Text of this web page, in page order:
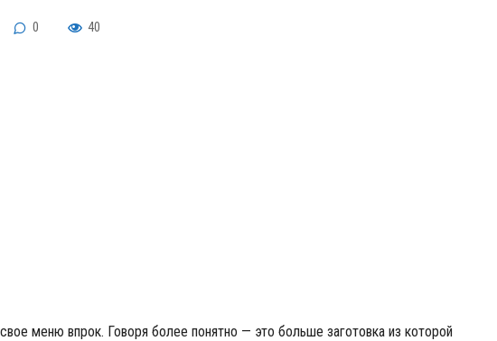
0 40
меню впрок. Говоря более понятно — это больше заготовка из которой